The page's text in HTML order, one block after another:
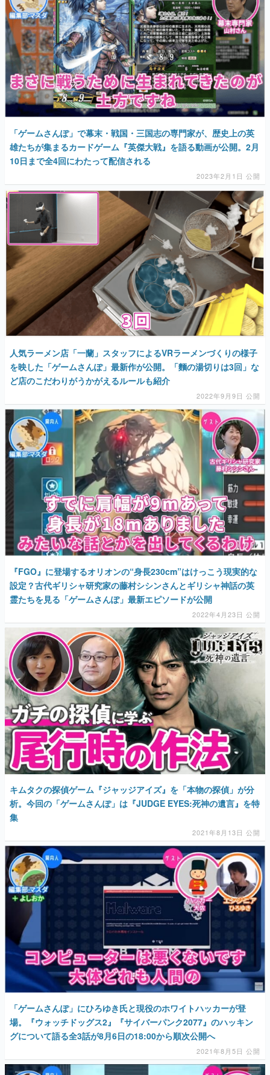
マンガ
女性向け
アプリレビュー
その他
電ファミニコゲーマーとは？
運営：株式会社マレ
「ゲームさんぽ」で幕末・戦国・三国志の専門家が、歴史上の英
雄たちが集まるカードゲーム『英傑大戦』を語る動画が公開。2月
10日まで全4回にわたって配信される
2023年2月1日 公開
人気ラーメン店「一蘭」スタッフによるVRラーメンづくりの様子
を映した「ゲームさんぽ」最新作が公開。「麵の湯切りは3回」な
ど店のこだわりがうかがえるルールも紹介
2022年9月9日 公開
『FGO』に登場するオリオンの“⾝⻑230cm”はけっこう現実的な
設定？古代ギリシャ研究家の藤村シシンさんとギリシャ神話の英
霊たちを見る「ゲームさんぽ」最新エピソードが公開
2022年4月23日 公開
キムタクの探偵ゲーム『ジャッジアイズ』を「本物の探偵」が分
析。今回の「ゲームさんぽ」は『JUDGE EYES:死神の遺言』を特
集
2021年8月13日 公開
「ゲームさんぽ」にひろゆき氏と現役のホワイトハッカーが登
場。『ウォッチドッグス2』『サイバーパンク2077』のハッキン
グについて語る全3話が8月6日の18:00から順次公開へ
2021年8月5日 公開